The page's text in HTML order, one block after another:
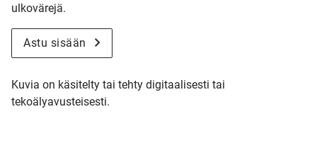
ulkovärejä.
Astu sisään
Kuvia on käsitelty tai tehty digitaalisesti tai
tekoälyavusteisesti.